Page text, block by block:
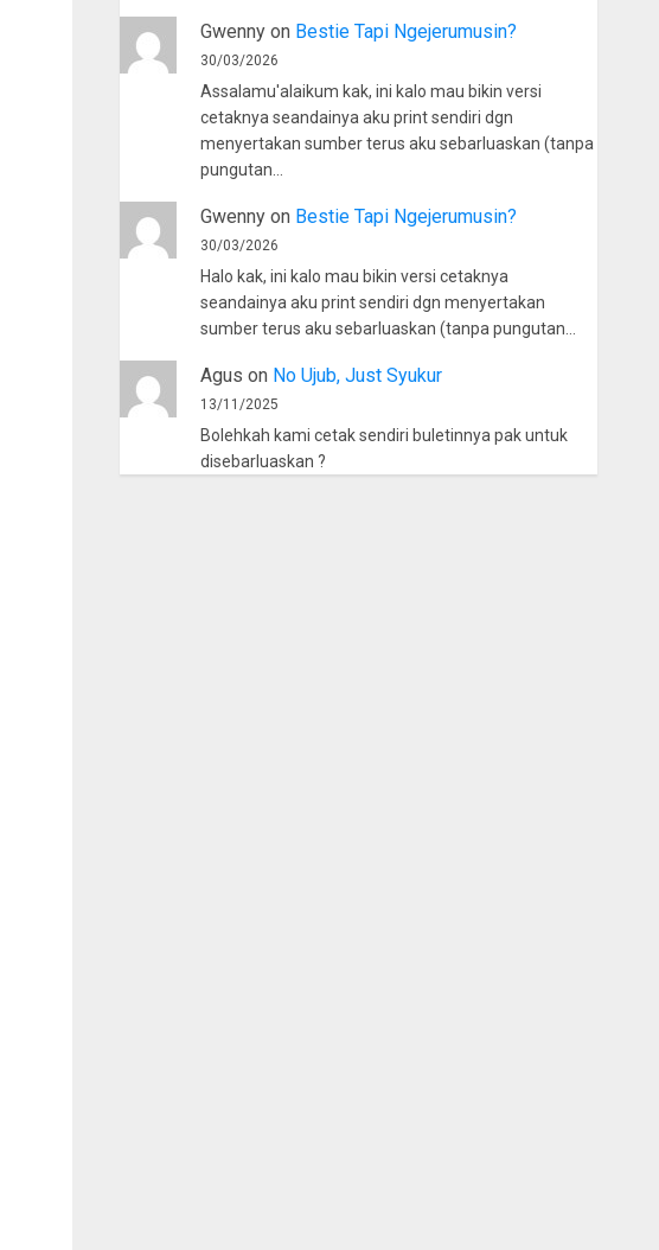
Gwennyon Bestie Tapi Ngejerumusin?
30/03/2026
Assalamu'alaikum kak, ini kalo mau bikin versi
cetaknya seandainya aku print sendiri dgn
menyertakan sumber terus aku sebarluaskan (tanpa
pungutan…
Gwennyon Bestie Tapi Ngejerumusin?
30/03/2026
Halo kak, ini kalo mau bikin versi cetaknya
seandainya aku print sendiri dgn menyertakan
sumber terus aku sebarluaskan (tanpa pungutan…
Agus on No Ujub, Just Syukur
13/11/2025
Bolehkah kami cetak sendiri buletinnya pak untuk
disebarluaskan ?